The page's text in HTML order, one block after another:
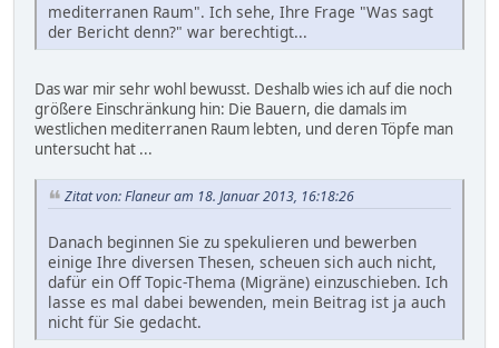
mediterranen Raum". Ich sehe, Ihre Frage "Was sagt
der Bericht denn?" war berechtigt...
Das war mir sehr wohl bewusst. Deshalb wies ich auf die noch
größere Einschränkung hin: Die Bauern, die damals im
westlichen mediterranen Raum lebten, und deren Töpfe man
untersucht hat ...
Zitat von: Flaneur am 18. Januar 2013, 16:18:26
Danach beginnen Sie zu spekulieren und bewerben
einige Ihre diversen Thesen, scheuen sich auch nicht,
dafür ein Off Topic-Thema (Migräne) einzuschieben. Ich
lasse es mal dabei bewenden, mein Beitrag ist ja auch
nicht für Sie gedacht.